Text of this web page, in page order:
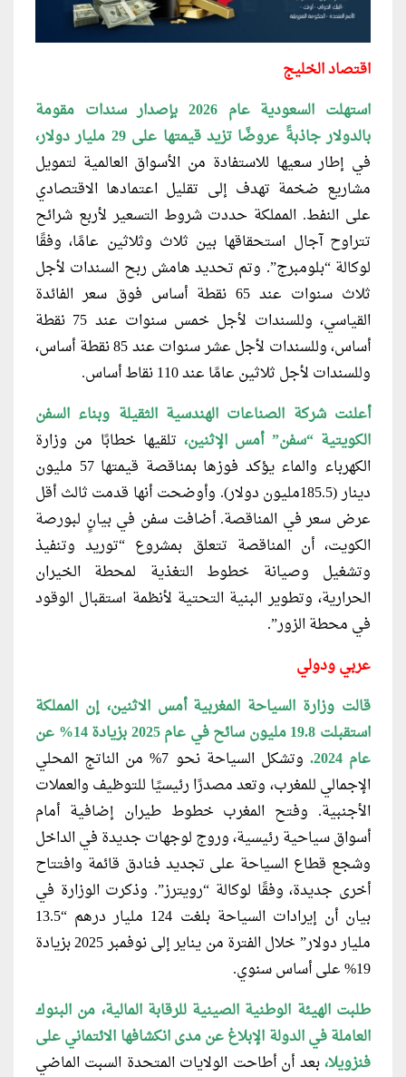
اقتصاد الخليج
استهلت السعودية عام 2026 بإصدار سندات
مقومة
بالدولار جاذبةً عروضًا تزيد قيمتها على 29 مليار دولار،
في إطار سعيها للاستفادة من الأسواق العالمية لتمويل
مشاريع ضخمة تهدف إلى تقليل اعتمادها الاقتصادي
على النفط. المملكة حددت شروط التسعير لأربع شرائح
تتراوح آجال استحقاقها بين ثلاث وثلاثين عامًا، وفقًا
لوكالة “بلومبرج”. وتم تحديد هامش ربح السندات لأجل
ثلاث سنوات عند 65 نقطة أساس فوق سعر الفائدة
القياسي، وللسندات لأجل خمس سنوات عند 75 نقطة
أساس، وللسندات لأجل عشر سنوات عند 85 نقطة أساس،
وللسندات لأجل ثلاثين عامًا عند 110 نقاط أساس.
أعلنت شركة الصناعات الهندسية الثقيلة وبناء السفن
الكويتية “سفن” أمس الإثنين، تلقيها خطابًا من وزارة
الكهرباء والماء يؤكد فوزها بمناقصة قيمتها 57 مليون
دينار (185.5مليون دولار). وأوضحت أنها قدمت ثالث أقل
عرض سعر في المناقصة. أضافت سفن في بيانٍ لبورصة
الكويت، أن المناقصة تتعلق بمشروع “توريد وتنفيذ
وتشغيل وصيانة خطوط التغذية لمحطة الخيران
الحرارية، وتطوير البنية التحتية لأنظمة استقبال الوقود
في محطة الزور”.
عربي ودولي
قالت وزارة السياحة المغربية أمس الاثنين، إن المملكة
استقبلت 19.8 مليون سائح في عام 2025 بزيادة 14% عن
عام 2024.
وتشكل السياحة نحو 7% من الناتج المحلي
الإجمالي للمغرب، وتعد مصدرًا رئيسيًا للتوظيف والعملات
الأجنبية. وفتح المغرب خطوط طيران إضافية أمام
أسواق سياحية رئيسية، وروج لوجهات جديدة في الداخل
وشجع قطاع السياحة على تجديد فنادق قائمة وافتتاح
أخرى جديدة، وفقًا لوكالة “رويترز”. وذكرت الوزارة ‌في
بيان أن إيرادات السياحة بلغت 124 مليار درهم “13.5
مليار دولار” خلال الفترة من يناير إلى نوفمبر 2025 بزيادة
19% على أساس سنوي.
طلبت الهيئة الوطنية الصينية للرقابة المالية، من البنوك
العاملة في الدولة الإبلاغ عن مدى انكشافها الائتماني على
فنزويلا،بعد أن أطاحت الولايات المتحدة السبت الماضي